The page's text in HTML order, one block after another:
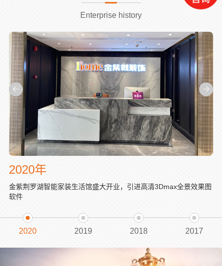
Enterprise history
2020年
金紫荆罗湖智能家装生活馆盛大开业，引进高清3Dmax全景效果图
软件
2020 2019 2018 2017